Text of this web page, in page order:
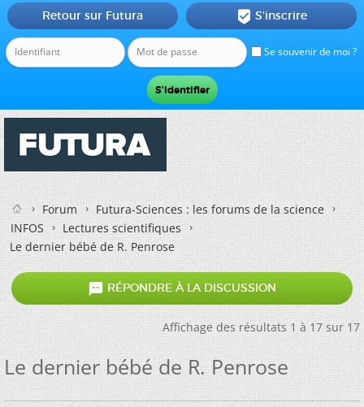
Se souvenir de moi ?
Retour sur Futura  S'inscrire
Forum
Futura-Sciences : les forums de la science
INFOS
Lectures scientifiques
Le dernier bébé de R. Penrose
 RÉPONDRE À LA DISCUSSION
Affichage des résultats 1 à 17 sur 17
Le dernier bébé de R. Penrose